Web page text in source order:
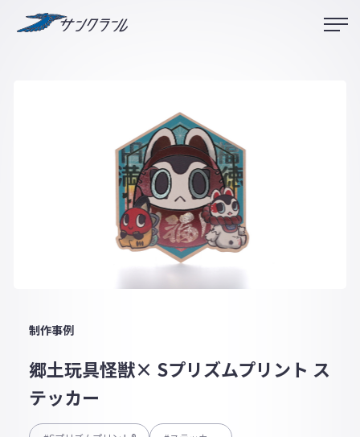
制作事例
郷土玩具怪獣× Sプリズムプリント ス
テッカー